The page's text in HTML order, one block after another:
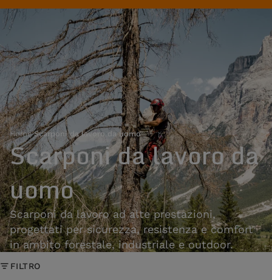
Home›Scarponi da lavoro da uomo
Scarponi da lavoro da
uomo
Scarponi da lavoro ad alte prestazioni,
progettati per sicurezza, resistenza e comfort
in ambito forestale, industriale e outdoor.
FILTRO